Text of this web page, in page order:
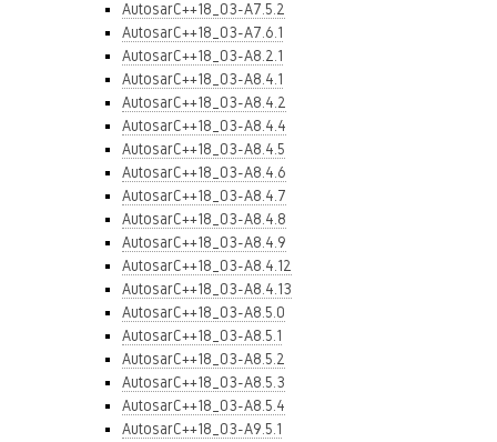
AutosarC++18_03-A7.5.2
AutosarC++18_03-A7.6.1
AutosarC++18_03-A8.2.1
AutosarC++18_03-A8.4.1
AutosarC++18_03-A8.4.2
AutosarC++18_03-A8.4.4
AutosarC++18_03-A8.4.5
AutosarC++18_03-A8.4.6
AutosarC++18_03-A8.4.7
AutosarC++18_03-A8.4.8
AutosarC++18_03-A8.4.9
AutosarC++18_03-A8.4.12
AutosarC++18_03-A8.4.13
AutosarC++18_03-A8.5.0
AutosarC++18_03-A8.5.1
AutosarC++18_03-A8.5.2
AutosarC++18_03-A8.5.3
AutosarC++18_03-A8.5.4
AutosarC++18_03-A9.5.1